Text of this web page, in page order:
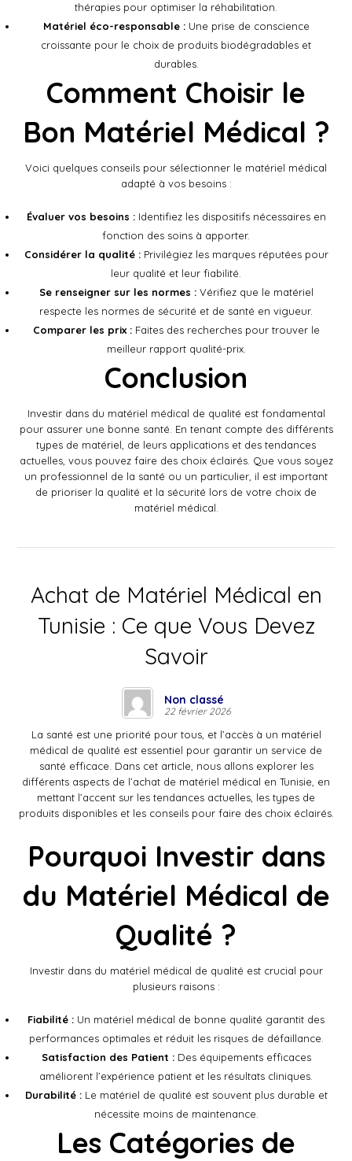
thérapies pour optimiser la réhabilitation.
Matériel éco-responsable :Une prise de conscience
croissante pour le choix de produits biodégradables et
durables.
Comment Choisir le
Bon Matériel Médical ?
Voici quelques conseils pour sélectionner le matériel médical
adapté à vos besoins :
Évaluer vos besoins :Identifiez les dispositifs nécessaires en
fonction des soins à apporter.
Considérer la qualité :Privilégiez les marques réputées pour
leur qualité et leur fiabilité.
Se renseigner sur les normes :Vérifiez que le matériel
respecte les normes de sécurité et de santé en vigueur.
Comparer les prix :Faites des recherches pour trouver le
meilleur rapport qualité-prix.
Conclusion
Investir dans du matériel médical de qualité est fondamental
pour assurer une bonne santé. En tenant compte des différents
types de matériel, de leurs applications et des tendances
actuelles, vous pouvez faire des choix éclairés. Que vous soyez
un professionnel de la santé ou un particulier, il est important
de prioriser la qualité et la sécurité lors de votre choix de
matériel médical.
Achat de Matériel Médical en
Tunisie : Ce que Vous Devez
Savoir
Non classé
22 février 2026
La santé est une priorité pour tous, et l’accès à un matériel
médical de qualité est essentiel pour garantir un service de
santé efficace. Dans cet article, nous allons explorer les
différents aspects de l’achat de matériel médical en Tunisie, en
mettant l’accent sur les tendances actuelles, les types de
produits disponibles et les conseils pour faire des choix éclairés.
Pourquoi Investir dans
du Matériel Médical de
Qualité ?
Investir dans du matériel médical de qualité est crucial pour
plusieurs raisons :
Fiabilité : Un matériel médical de bonne qualité garantit des
performances optimales et réduit les risques de défaillance.
Satisfaction des Patient :Des équipements efficaces
améliorent l’expérience patient et les résultats cliniques.
Durabilité :Le matériel de qualité est souvent plus durable et
nécessite moins de maintenance.
Les Catégories de